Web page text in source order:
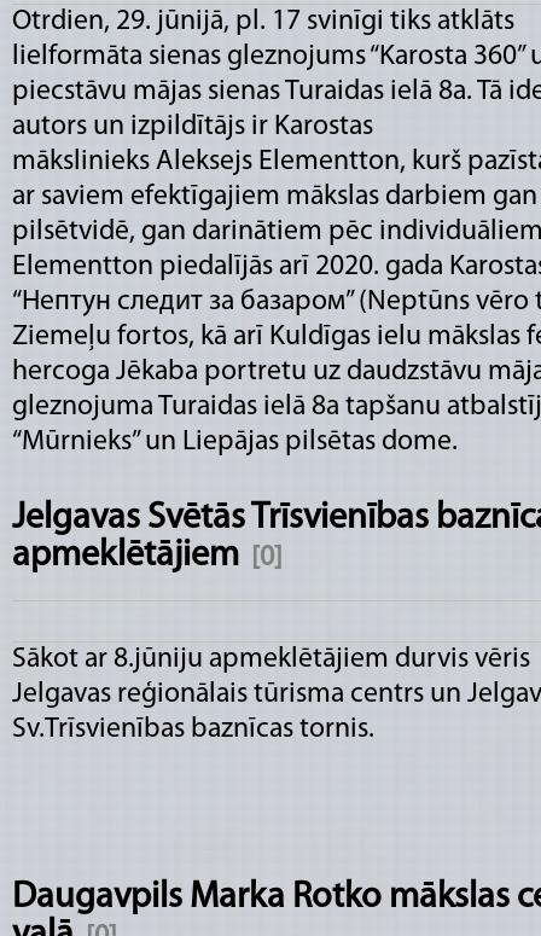
Otrdien, 29. jūnijā, pl. 17 svinīgi tiks atklāts
lielformāta sienas gleznojums “Karosta 360”
piecstāvu mājas sienas Turaidas ielā 8a. Tā
autors un izpildītājs ir Karostas
mākslinieks Aleksejs Elementton, kurš
ar saviem efektīgajiem mākslas darbiem gan
pilsētvidē, gan darinātiem pēc
Elementton piedalījās arī 2020. gada
“Нептун следит за базаром” (Neptūns
Ziemeļu fortos, kā arī Kuldīgas ielu mākslas
hercoga Jēkaba portretu uz daudzstāvu
gleznojuma Turaidas ielā 8a tapšanu
“Mūrnieks” un Liepājas pilsētas dome.
Jelgavas Svētās Trīsvienības
apmeklētājiem
[0]
Sākot ar 8.jūniju apmeklētājiem durvis vēris
Jelgavas reģionālais tūrisma centrs un
Sv.Trīsvienības baznīcas tornis.
Daugavpils Marka Rotko mākslas